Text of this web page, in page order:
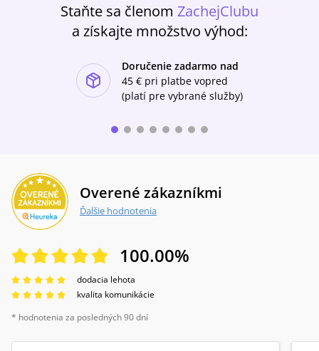
Staňte sa členom ZachejClubu
a získajte množstvo výhod:
Doručenie zadarmo nad
45 € pri platbe vopred
(platí pre vybrané služby)
Overené zákazníkmi
Ďalšie hodnotenia
100.00%
dodacia lehota
kvalita komunikácie
* hodnotenia za posledných 90 dní